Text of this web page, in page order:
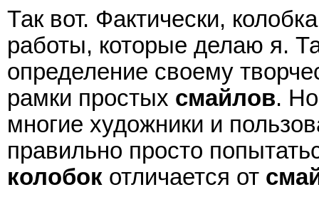
Так вот. Фактически,
работы, которые делаю я.
определение своему
рамки простых смайлов.
многие художники и
правильно просто
колобок отличается от